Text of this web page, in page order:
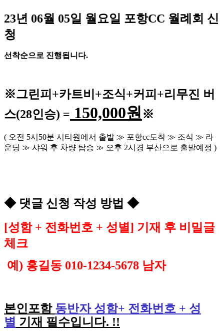
23년 06월 05일 월요일 포항CC 월례회 신
청
선착순으로 진행됩니다.
※그린피 +카트비 +조식+커피+리무진 버
스(28인승) = 150,000원 ※
( 오전 5시 50분 시티원에서 출발 ≫ 포항cc도착 ≫ 조식 ≫ 라
운딩 ≫ 샤워 후 차량 탑승 ≫ 오후 2시경 부산으로 출발예정 )
◆ 댓글 신청 작성 방법 ◆
[성함 + 전화번호 + 성별] 기재 후 비밀글
체크
예 ) 홍길동 010-1234-5678 남자
본인포함 동반자 성함+ 전화번호 + 성
별 기재 필수입니다. !!